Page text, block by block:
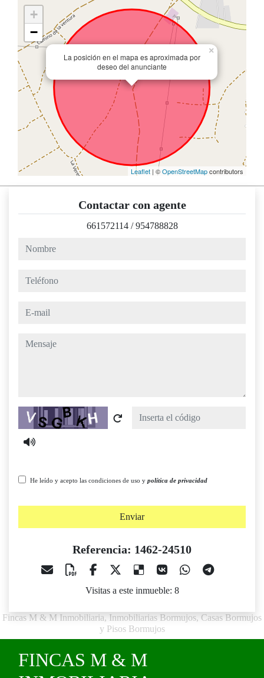
La posición en el mapa es aproximada por
deseo del anunciante
×
+
−
Leaflet | ©OpenStreetMapcontributors
Contactar con agente
661572114 /954788828
nombre
teléfono
e-mail
mensaje
Captcha
He leído y acepto las condiciones de uso y política de privacidad
Enviar
Referencia: 1462-24510
Visitas a este inmueble: 8
Fincas M & M Inmobiliaria, Inmobiliarias Bormujos, Casas Bormujos
y Pisos Bormujos
FINCAS M & M